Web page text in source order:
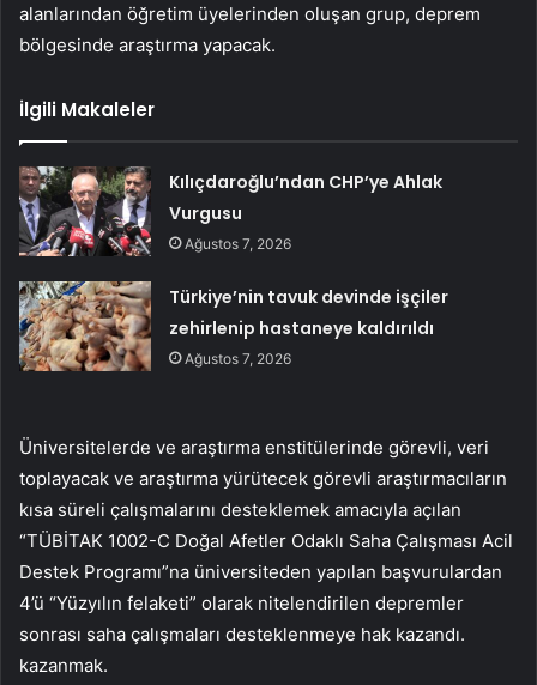
alanlarından öğretim üyelerinden oluşan grup, deprem
bölgesinde araştırma yapacak.
İlgili Makaleler
Kılıçdaroğlu’ndan CHP’ye Ahlak
Vurgusu
Ağustos 7, 2026
Türkiye’nin tavuk devinde işçiler
zehirlenip hastaneye kaldırıldı
Ağustos 7, 2026
Üniversitelerde ve araştırma enstitülerinde görevli, veri
toplayacak ve araştırma yürütecek görevli araştırmacıların
kısa süreli çalışmalarını desteklemek amacıyla açılan
“TÜBİTAK 1002-C Doğal Afetler Odaklı Saha Çalışması Acil
Destek Programı”na üniversiteden yapılan başvurulardan
4’ü “Yüzyılın felaketi” olarak nitelendirilen depremler
sonrası saha çalışmaları desteklenmeye hak kazandı.
kazanmak.